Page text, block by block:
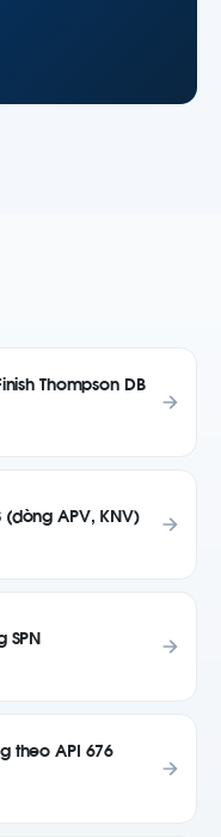
Thompson DB
(dòng APV, KNV)
SPN
theo API 676